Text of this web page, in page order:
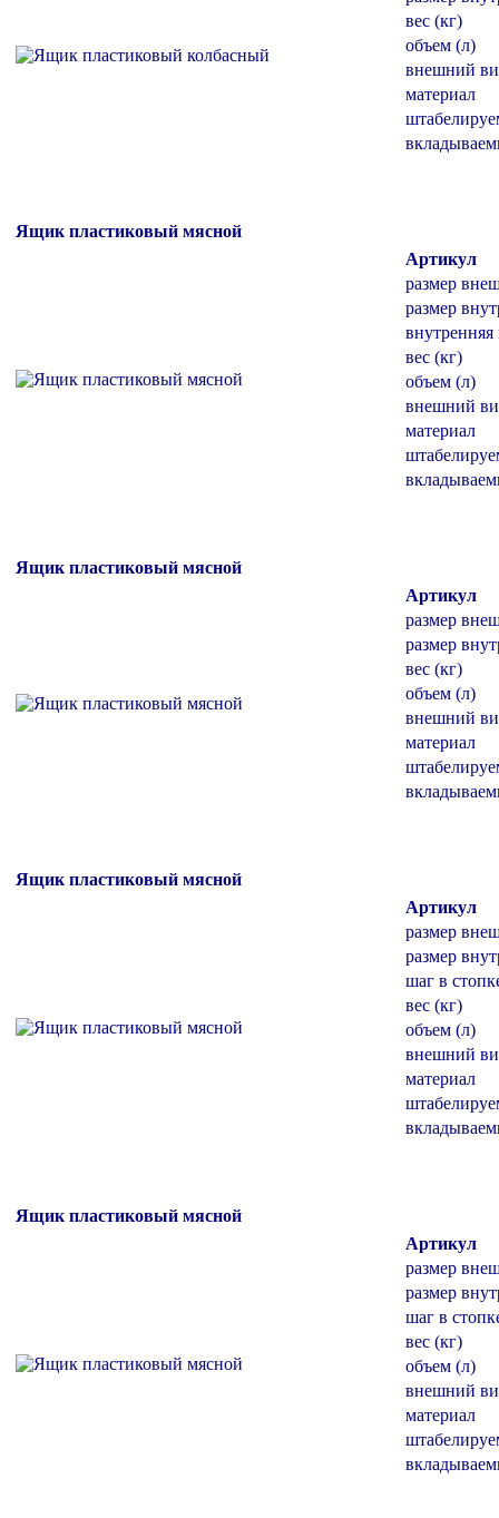
вес (кг)
объем (л)
внешний
материал
Ящик пластиковый мясной
Артикул
размер
размер
вес (кг)
объем (л)
внешний
материал
Ящик пластиковый мясной
Артикул
размер
размер
вес (кг)
объем (л)
внешний
материал
Ящик пластиковый мясной
Артикул
размер
размер
шаг в
вес (кг)
объем (л)
внешний
материал
Ящик пластиковый мясной
Артикул
размер
размер
шаг в
вес (кг)
объем (л)
внешний
материал